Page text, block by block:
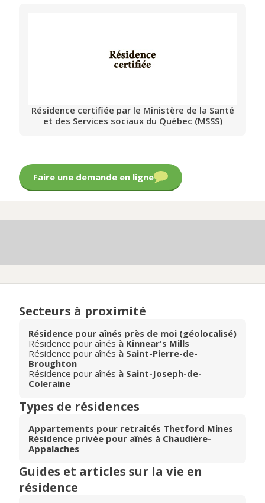
Résidence certifiée par le Ministère de la Santé
et des Services sociaux du Québec (MSSS)
Faire une demande en ligne
Secteurs à proximité
Résidence pour aînés près de moi (géolocalisé)
Résidence pour aînés à Kinnear's Mills
Résidence pour aînés à Saint-Pierre-de-
Broughton
Résidence pour aînés à Saint-Joseph-de-
Coleraine
Types de résidences
Appartements pour retraités Thetford Mines
Résidence privée pour aînés à Chaudière-
Appalaches
Guides et articles sur la vie en
résidence